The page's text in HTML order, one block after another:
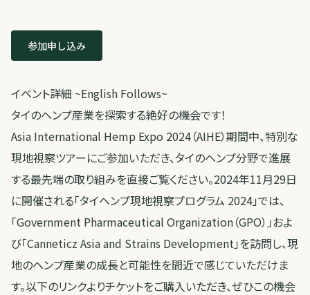
参加申し込み
イベント詳細 ~English Follows~
タイのヘンプ産業を探索する絶好の機会です！
Asia International Hemp Expo 2024（AIHE）期間中、特別な
現地視察ツアーにご参加いただき、タイのヘンプ分野で進展
する最先端の取り組みを直接ご覧ください。2024年11月29日
に開催される「タイヘンプ現地視察プログラム 2024」では、
「Government Pharmaceutical Organization（GPO）」およ
び「Canneticz Asia and Strains Development」を訪問し、現
地のヘンプ産業の成長と可能性を間近で感じていただけま
す。以下のリンクよりチケットをご購入いただき、ぜひこの機会